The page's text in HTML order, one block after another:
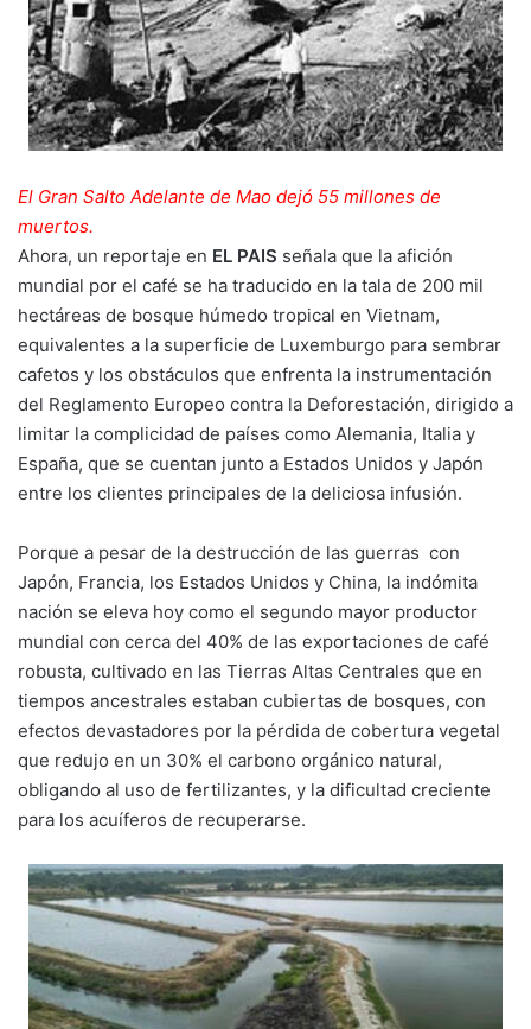
El Gran Salto Adelante de Mao dejó 55 millones de
muertos.
Ahora, un reportaje en EL PAIS señala que la afición
mundial por el café se ha traducido en la tala de 200 mil
hectáreas de bosque húmedo tropical en Vietnam,
equivalentes a la superficie de Luxemburgo para sembrar
cafetos y los obstáculos que enfrenta la instrumentación
del Reglamento Europeo contra la Deforestación, dirigido a
limitar la complicidad de países como Alemania, Italia y
España, que se cuentan junto a Estados Unidos y Japón
entre los clientes principales de la deliciosa infusión.
Porque a pesar de la destrucción de las guerras con
Japón, Francia, los Estados Unidos y China, la indómita
nación se eleva hoy como el segundo mayor productor
mundial con cerca del 40% de las exportaciones de café
robusta, cultivado en las Tierras Altas Centrales que en
tiempos ancestrales estaban cubiertas de bosques, con
efectos devastadores por la pérdida de cobertura vegetal
que redujo en un 30% el carbono orgánico natural,
obligando al uso de fertilizantes, y la dificultad creciente
para los acuíferos de recuperarse.